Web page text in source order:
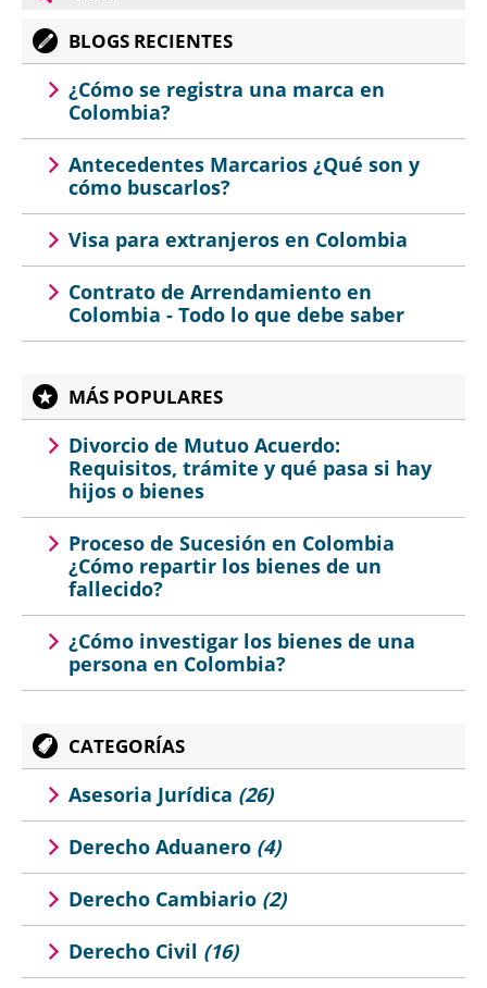
BLOGS RECIENTES
¿Cómo se registra una marca en
Colombia?
Antecedentes Marcarios ¿Qué son y
cómo buscarlos?
Visa para extranjeros en Colombia
Contrato de Arrendamiento en
Colombia - Todo lo que debe saber
MÁS POPULARES
Divorcio de Mutuo Acuerdo:
Requisitos, trámite y qué pasa si hay
hijos o bienes
Proceso de Sucesión en Colombia
¿Cómo repartir los bienes de un
fallecido?
¿Cómo investigar los bienes de una
persona en Colombia?
CATEGORÍAS
Asesoria Jurídica (26)
Derecho Aduanero (4)
Derecho Cambiario (2)
Derecho Civil (16)